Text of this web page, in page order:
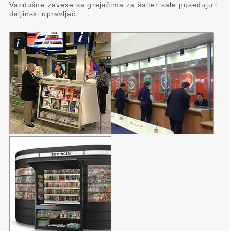
Vazdušne zavese sa grejačima za šalter sale poseduju i
daljinski upravljač.